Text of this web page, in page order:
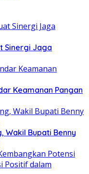
Sinergi Jaga
Keamanan Pangan
Wakil Bupati Benny